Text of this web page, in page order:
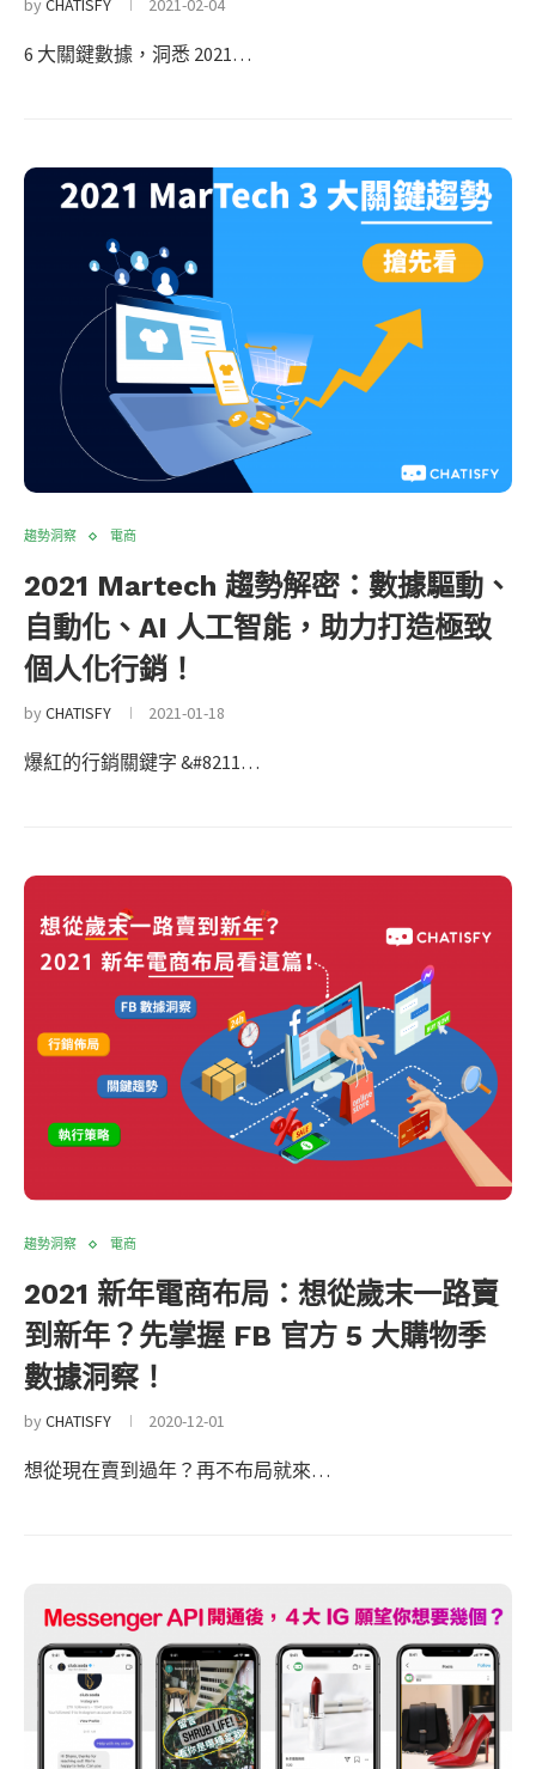
byCHATISFY 2021-02-04
6 大關鍵數據，洞悉 2021…
趨勢洞察 電商
2021 Martech 趨勢解密：數據驅動、
自動化、AI 人工智能，助力打造極致
個人化行銷！
byCHATISFY 2021-01-18
爆紅的行銷關鍵字 &#8211…
趨勢洞察 電商
2021 新年電商布局：想從歲末一路賣
到新年？先掌握 FB 官方 5 大購物季
數據洞察！
byCHATISFY 2020-12-01
想從現在賣到過年？再不布局就來…